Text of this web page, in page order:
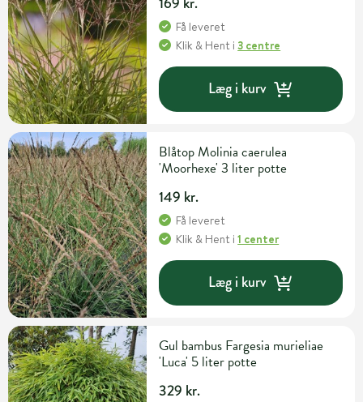
Få leveret
Klik & Hent i3 centre
Læg i kurv
Blåtop Molinia caerulea
'Moorhexe' 3 liter potte
149 kr.
Få leveret
Klik & Hent i1 center
Læg i kurv
Gul bambus Fargesia murieliae
'Luca' 5 liter potte
329 kr.